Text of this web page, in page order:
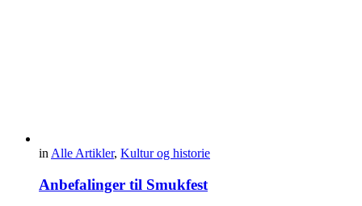
in Alle Artikler, Kultur og historie
Anbefalinger til Smukfest